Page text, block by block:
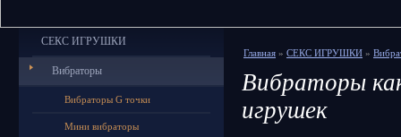
СЕКС ИГРУШКИ
Вибраторы
Вибраторы G точки
Мини вибраторы
Главная » СЕКС ИГРУШКИ »
Вибраторы
игрушек